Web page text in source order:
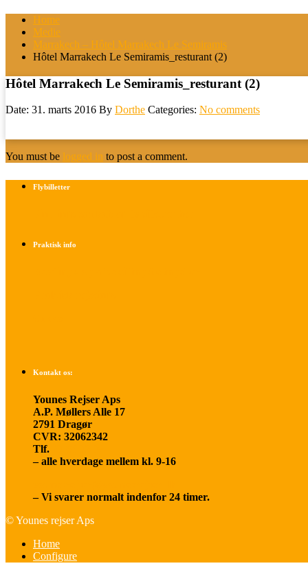
Home
Medie
Marrakech – Hôtel Marrakech Le Semiramis
Hôtel Marrakech Le Semiramis_resturant (2)
Hôtel Marrakech Le Semiramis_resturant (2)
Date: 31. marts 2016 By Dorthe Categories: No comments
You must be logged in to post a comment.
Flybilletter
Praktisk info
Kontakt os:
Younes Rejser Aps
A.P. Møllers Alle 17
2791 Dragør
CVR: 32062342
Tlf.
– alle hverdage mellem kl. 9-16
– Vi svarer normalt indenfor 24 timer.
© Younes rejser Aps
Home
Configure